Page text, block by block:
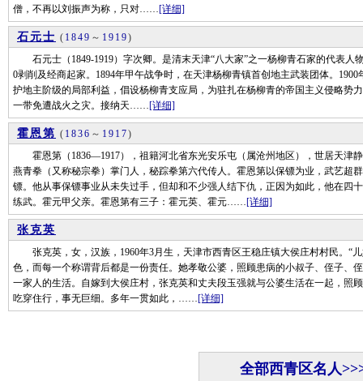
僧，不再以刘振声为称，只对……[详细]
石元士 ( 1849 ～ 1919)
石元士（1849-1919）字次卿。是清末天津“八大家”之一杨柳青石家的代表人
0剥削及经商起家。1894年甲午战争时，在天津杨柳青镇首创地主武装团体。
护地主阶级的局部利益，倡设杨柳青支应局，为驻扎在杨柳青的帝国主义侵略势
一带免遭战火之灾。接纳天……[详细]
霍恩第 ( 1836 ～ 1917)
霍恩第（1836—1917），祖籍河北省东光安乐屯（属沧州地区），世居天津
燕青拳（又称秘宗拳）掌门人，秘踪拳第六代传人。霍恩第以保镖为业，武艺超
镖。他从事保镖事业从未失过手，但却和不少强人结下仇，正因为如此，他在四
练武。霍元甲父亲。霍恩第有三子：霍元英、霍元……[详细]
张克英
张克英，女，汉族，1960年3月生，天津市西青区王稳庄镇大侯庄村村民。“儿
色，而每一个称谓背后都是一份责任。她孝敬公婆，照顾患病的小叔子、侄子、
一家人的生活。自嫁到大侯庄村，张克英和丈夫段玉强就与公婆生活在一起，照
吃穿住行，事无巨细。多年一贯如此，……[详细]
全部西青区名人